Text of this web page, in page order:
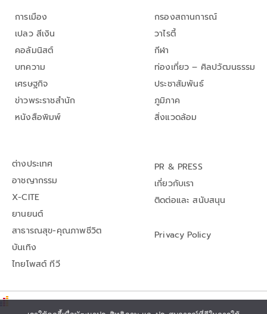
การเมือง
เปลว สีเงิน
คอลัมนิสต์
บทความ
เศรษฐกิจ
ข่าวพระราชสำนัก
หนังสือพิมพ์
กรองสถานการณ์
วาไรตี้
กีฬา
ท่องเที่ยว – ศิลปวัฒนธรรม
ประชาสัมพันธ์
ภูมิภาค
สิ่งแวดล้อม
ต่างประเทศ
อาชญากรรม
X-CITE
ยานยนต์
สาธารณสุข-คุณภาพชีวิต
บันเทิง
ไทยโพสต์ ทีวี
PR & PRESS
เกี่ยวกับเรา
ติดต่อและ สนับสนุน
Privacy Policy